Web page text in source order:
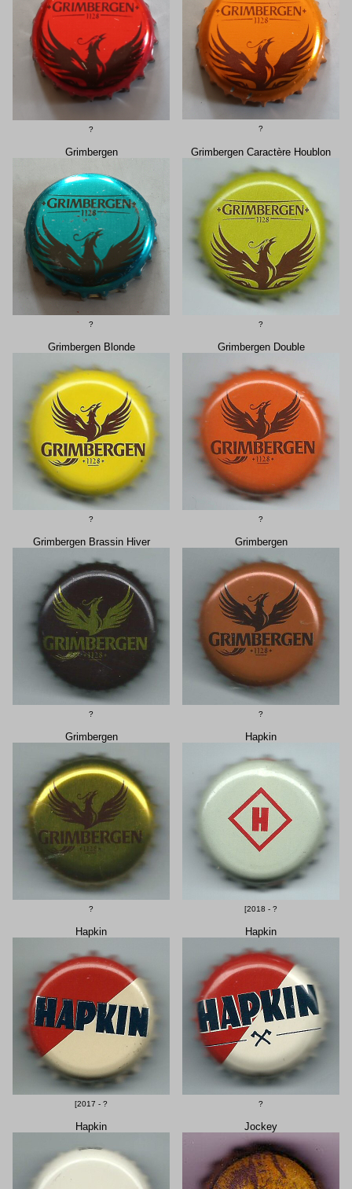
? ?
Grimbergen
?
Grimbergen Caractère Houblon
?
Grimbergen Blonde
?
Grimbergen Double
?
Grimbergen Brassin Hiver
?
Grimbergen
?
Grimbergen
?
Hapkin
[2018 - ?
Hapkin
[2017 - ?
Hapkin
?
Hapkin Jockey